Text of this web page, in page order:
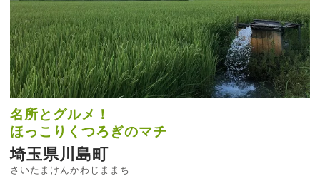
名所とグルメ！
ほっこりくつろぎのマチ
埼玉県川島町
さいたまけんかわじままち